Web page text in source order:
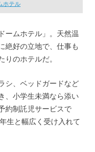
ホテル
ームホテル」。天然温
絶好の立地で、仕事も
りのホテルだ。
シ、ベッドガードなど
、小学生未満なら添い
約制託児サービスで
生と幅広く受け入れて